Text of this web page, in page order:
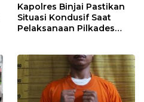
Kapolres Binjai Pastikan
Situasi Kondusif Saat
Pelaksanaan Pilkades